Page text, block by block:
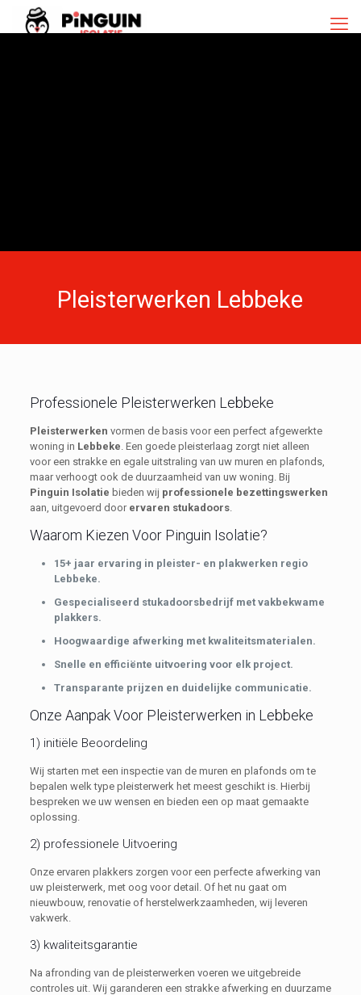
Pleisterwerken Lebbeke
Professionele Pleisterwerken Lebbeke
Pleisterwerken vormen de basis voor een perfect afgewerkte
woning in Lebbeke . Een goede pleisterlaag zorgt niet alleen
voor een strakke en egale uitstraling van uw muren en plafonds,
maar verhoogt ook de duurzaamheid van uw woning. Bij
Pinguin Isolatie bieden wij professionele bezettingswerken
aan, uitgevoerd door ervaren stukadoors.
Waarom Kiezen Voor Pinguin Isolatie?
15+ jaar ervaring in pleister- en plakwerken regio
Lebbeke.
Gespecialiseerd stukadoorsbedrijf met vakbekwame
plakkers.
Hoogwaardige afwerking met kwaliteitsmaterialen.
Snelle en efficiënte uitvoering voor elk project.
Transparante prijzen en duidelijke communicatie.
Onze Aanpak Voor Pleisterwerken in Lebbeke
1) initiële Beoordeling
Wij starten met een inspectie van de muren en plafonds om te
bepalen welk type pleisterwerk het meest geschikt is. Hierbij
bespreken we uw wensen en bieden een op maat gemaakte
oplossing.
2) professionele Uitvoering
Onze ervaren plakkers zorgen voor een perfecte afwerking van
uw pleisterwerk, met oog voor detail. Of het nu gaat om
nieuwbouw, renovatie of herstelwerkzaamheden, wij leveren
vakwerk.
3) kwaliteitsgarantie
Na afronding van de pleisterwerken voeren we uitgebreide
controles uit. Wij garanderen een strakke afwerking en duurzame